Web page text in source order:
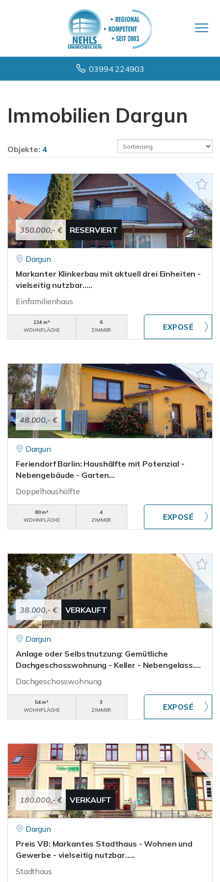
03994 224903
Immobilien Dargun
Objekte: 4
350.000,- € RESERVIERT
Dargun
Markanter Klinkerbau mit aktuell drei Einheiten -
vielseitig nutzbar.....
Einfamilienhaus
224 m²
WOHNFLÄCHE
6
ZIMMER
48.000,- €
Dargun
Feriendorf Barlin: Haushälfte mit Potenzial -
Nebengebäude - Garten...
Doppelhaushälfte
80 m²
WOHNFLÄCHE
4
ZIMMER
38.000,- € VERKAUFT
Dargun
Anlage oder Selbstnutzung: Gemütliche
Dachgeschosswohnung - Keller - Nebengelass....
Dachgeschosswohnung
54 m²
WOHNFLÄCHE
3
ZIMMER
180.000,- € VERKAUFT
Dargun
Preis VB: Markantes Stadthaus - Wohnen und
Gewerbe - vielseitig nutzbar.....
Stadthaus